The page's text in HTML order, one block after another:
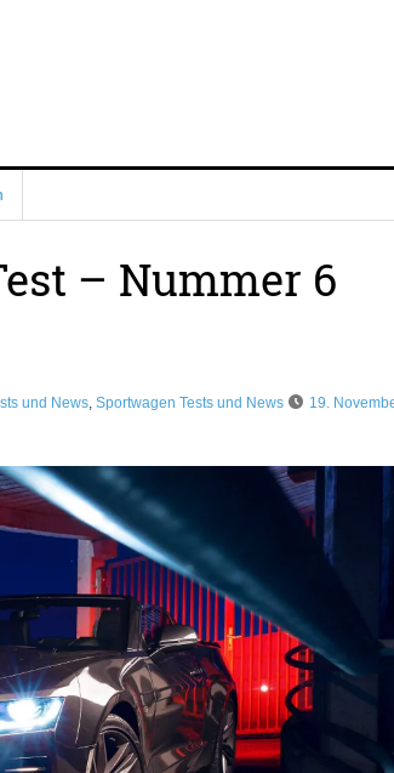
– Nummer 6
und News, Sportwagen Tests und News
19.